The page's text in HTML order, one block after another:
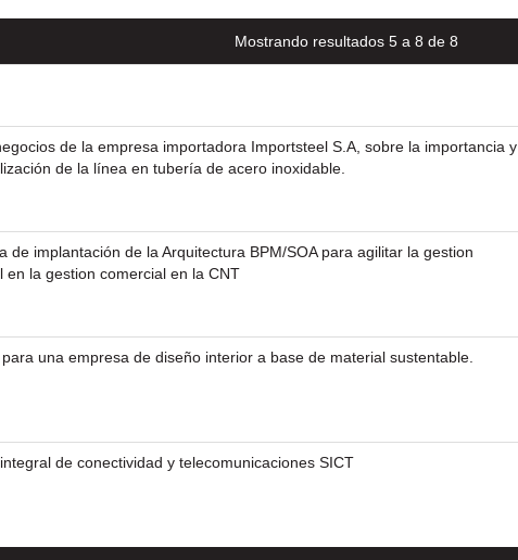
Mostrando resultados 5 a 8 de 8
de la empresa importadora Importsteel S.A, sobre la importancia y
de la línea en tubería de acero inoxidable.
de implantación de la Arquitectura BPM/SOA para agilitar la gestion
en la gestion comercial en la CNT
una empresa de diseño interior a base de material sustentable.
de conectividad y telecomunicaciones SICT